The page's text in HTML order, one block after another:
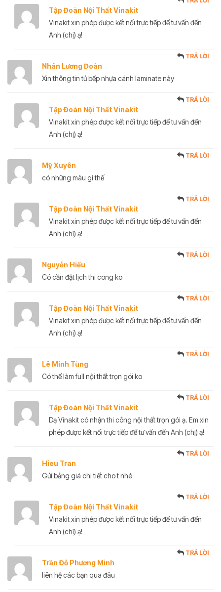
Tập Đoàn Nội Thất Vinakit
Vinakit xin phép được kết nối trực tiếp để tư vấn đến
Anh (chị) ạ!
Nhân Lương Đoàn
TRẢ LỜI
Xin thông tin tủ bếp nhựa cánh laminate này
Tập Đoàn Nội Thất Vinakit
TRẢ LỜI
Vinakit xin phép được kết nối trực tiếp để tư vấn đến
Anh (chị) ạ!
Mỹ Xuyên
TRẢ LỜI
có những màu gì thế
Tập Đoàn Nội Thất Vinakit
TRẢ LỜI
Vinakit xin phép được kết nối trực tiếp để tư vấn đến
Anh (chị) ạ!
Nguyễn Hiếu
TRẢ LỜI
Có cần đặt lịch thi cong ko
Tập Đoàn Nội Thất Vinakit
TRẢ LỜI
Vinakit xin phép được kết nối trực tiếp để tư vấn đến
Anh (chị) ạ!
Lê Minh Tùng
TRẢ LỜI
Có thể làm full nội thất trọn gói ko
Tập Đoàn Nội Thất Vinakit
TRẢ LỜI
Dạ Vinakit có nhận thi công nội thất trọn gói ạ. Em xin
phép được kết nối trực tiếp để tư vấn đến Anh (chị) ạ!
Hieu Tran
TRẢ LỜI
Gửi bảng giá chi tiết cho t nhé
Tập Đoàn Nội Thất Vinakit
TRẢ LỜI
Vinakit xin phép được kết nối trực tiếp để tư vấn đến
Anh (chị) ạ!
Trần Đỗ Phương Minh
TRẢ LỜI
liên hệ các bạn qua đâu